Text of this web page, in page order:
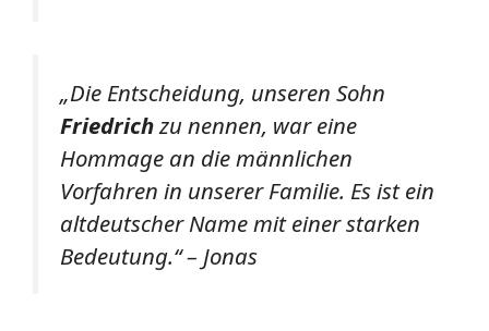
„Die Entscheidung, unseren Sohn
Friedrichzu nennen, war eine
Hommage an die männlichen
Vorfahren in unserer Familie. Es ist ein
altdeutscher Name mit einer starken
Bedeutung.“ – Jonas